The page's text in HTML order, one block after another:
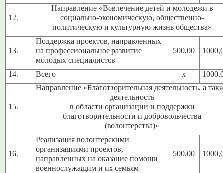
12.
Направление «Вовлечение детей и молодежи в
социально-экономическую, общественно-
политическую и культурную жизнь общества»
13.
Поддержка проектов, направленных
на профессиональное развитие
молодых специалистов
500,00
14. Всего х
15.
Направление «Благотворительная деятельность, а
деятельность
в области организации и поддержки
благотворительности и добровольчества
(волонтерства)»
16.
Реализация волонтерскими
организациями проектов,
направленных на оказание помощи
военнослужащим и их семьям
500,00